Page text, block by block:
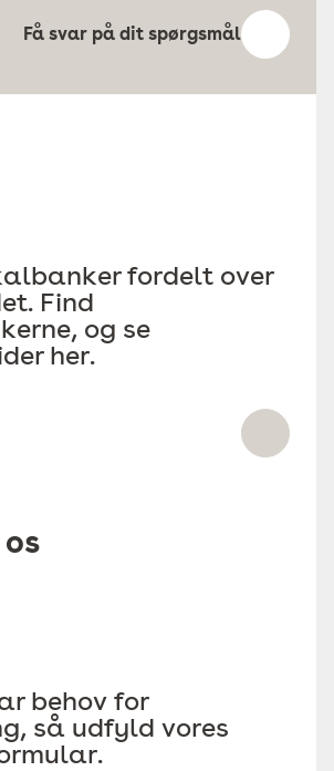
Få svar på dit spørgsmål
fordelt over
Find
og se
her.
behov for
så udfyld vores